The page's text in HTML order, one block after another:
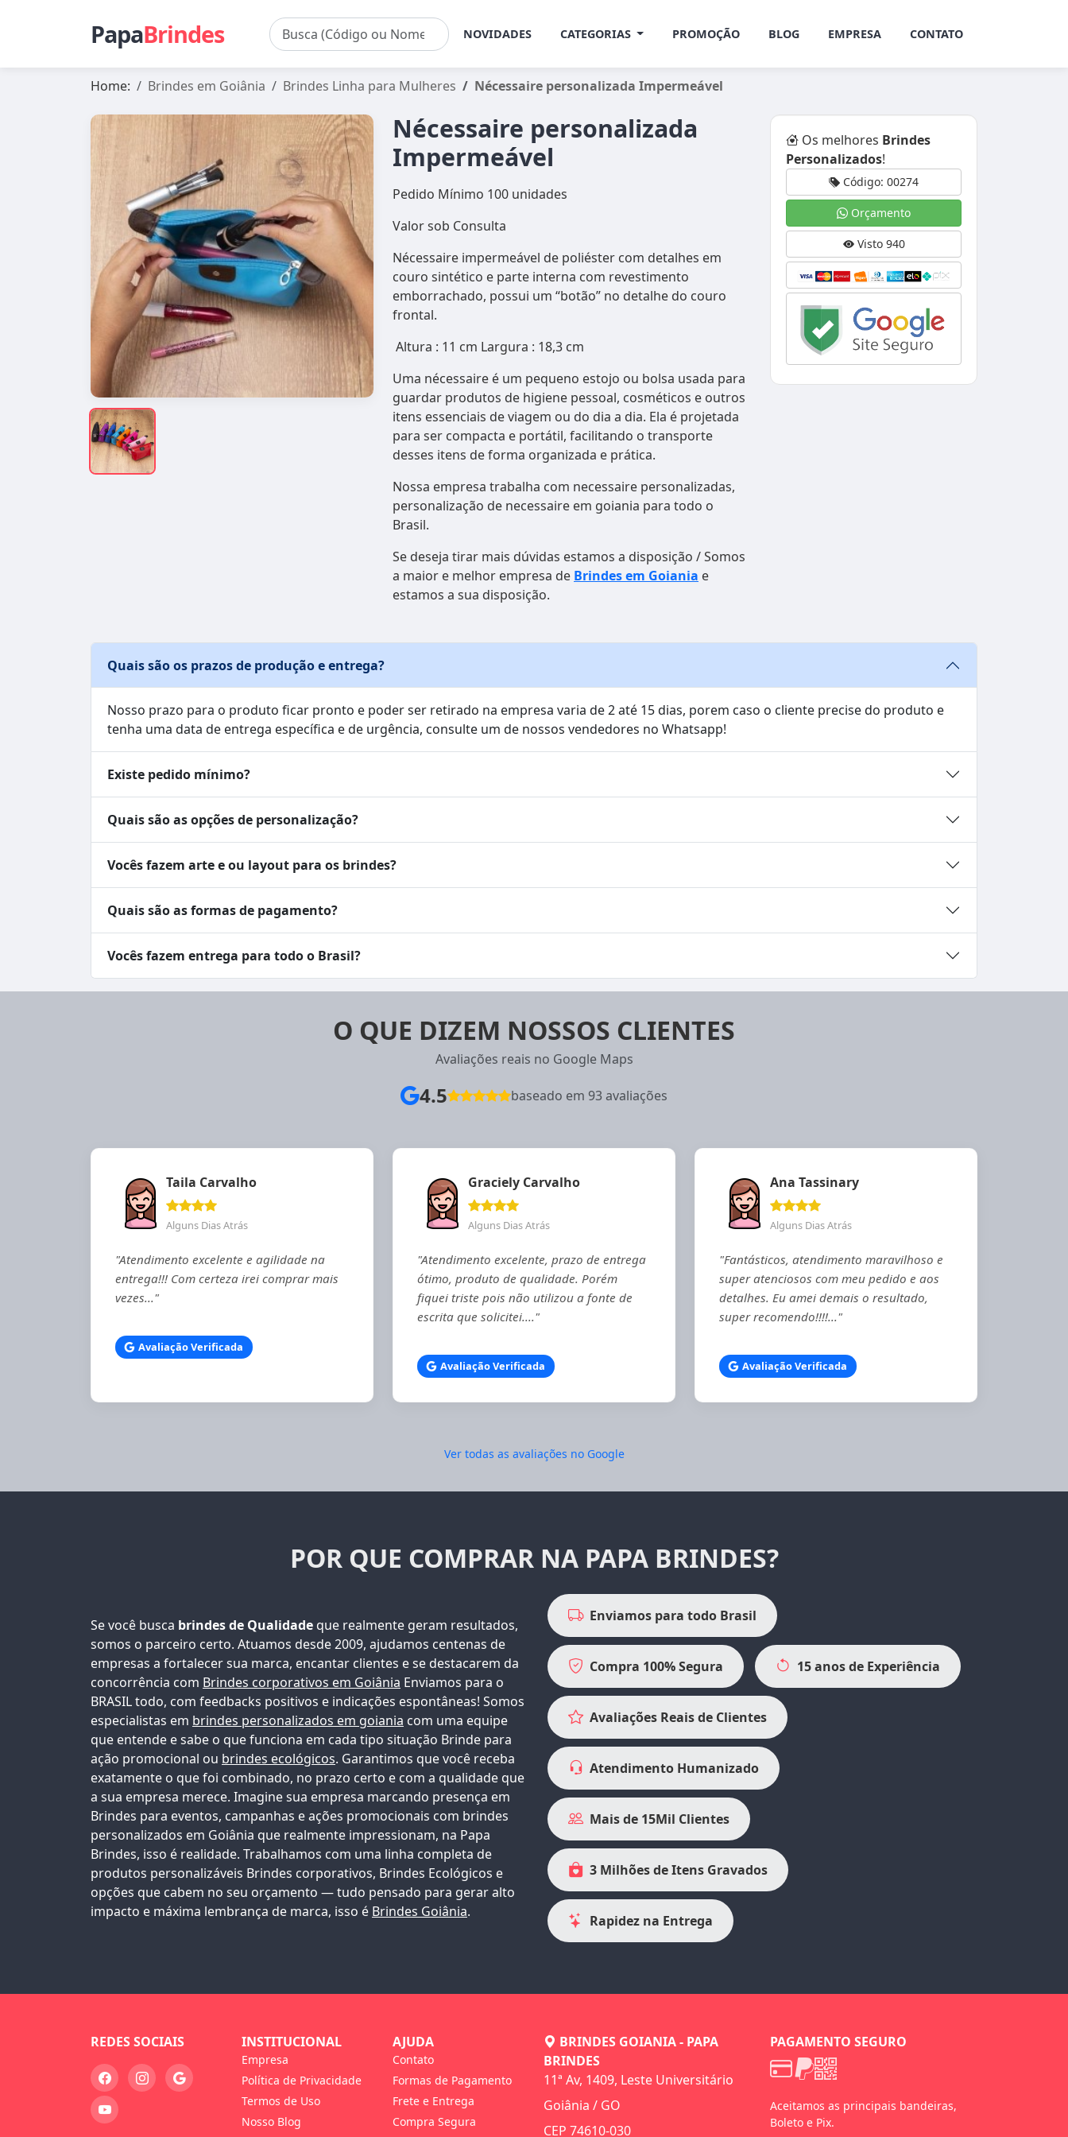
PapaBrindes NOVIDADES CATEGORIAS PROMOÇÃO BLOG EMPRESA CONTATO
Home: Brindes em Goiânia Brindes Linha para Mulheres Nécessaire personalizada Impermeável
Nécessaire personalizada
Impermeável
Pedido Mínimo 100 unidades
Valor sob Consulta
Nécessaire impermeável de poliéster com detalhes em
couro sintético e parte interna com revestimento
emborrachado, possui um “botão” no detalhe do couro
frontal.
Altura : 11 cm Largura : 18,3 cm
Uma nécessaire é um pequeno estojo ou bolsa usada para
guardar produtos de higiene pessoal, cosméticos e outros
itens essenciais de viagem ou do dia a dia. Ela é projetada
para ser compacta e portátil, facilitando o transporte
desses itens de forma organizada e prática.
Nossa empresa trabalha com necessaire personalizadas,
personalização de necessaire em goiania para todo o
Brasil.
Se deseja tirar mais dúvidas estamos a disposição / Somos
a maior e melhor empresa de Brindes em Goiania e
estamos a sua disposição.
Os melhores Brindes
Personalizados!
Código: 00274
Orçamento
Visto 940
Quais são os prazos de produção e entrega?
Nosso prazo para o produto ficar pronto e poder ser retirado na empresa varia de 2 até 15 dias, porem caso o cliente precise do produto e
tenha uma data de entrega específica e de urgência, consulte um de nossos vendedores no Whatsapp!
Existe pedido mínimo?
Quais são as opções de personalização?
Vocês fazem arte e ou layout para os brindes?
Quais são as formas de pagamento?
Vocês fazem entrega para todo o Brasil?
O QUE DIZEM NOSSOS CLIENTES
Avaliações reais no Google Maps
4.5 baseado em 93 avaliações
Taila Carvalho
Alguns Dias Atrás
"Atendimento excelente e agilidade na
entrega!!! Com certeza irei comprar mais
vezes..."
Avaliação Verificada
Graciely Carvalho
Alguns Dias Atrás
"Atendimento excelente, prazo de entrega
ótimo, produto de qualidade. Porém
fiquei triste pois não utilizou a fonte de
escrita que solicitei...."
Avaliação Verificada
Ana Tassinary
Alguns Dias Atrás
"Fantásticos, atendimento maravilhoso e
super atenciosos com meu pedido e aos
detalhes. Eu amei demais o resultado,
super recomendo!!!!..."
Avaliação Verificada
Ver todas as avaliações no Google
POR QUE COMPRAR NA PAPA BRINDES?
Se você busca brindes de Qualidade que realmente geram resultados,
somos o parceiro certo. Atuamos desde 2009, ajudamos centenas de
empresas a fortalecer sua marca, encantar clientes e se destacarem da
concorrência com Brindes corporativos em Goiânia Enviamos para o
BRASIL todo, com feedbacks positivos e indicações espontâneas! Somos
especialistas em brindes personalizados em goiania com uma equipe
que entende e sabe o que funciona em cada tipo situação Brinde para
ação promocional ou brindes ecológicos. Garantimos que você receba
exatamente o que foi combinado, no prazo certo e com a qualidade que
a sua empresa merece. Imagine sua empresa marcando presença em
Brindes para eventos, campanhas e ações promocionais com brindes
personalizados em Goiânia que realmente impressionam, na Papa
Brindes, isso é realidade. Trabalhamos com uma linha completa de
produtos personalizáveis Brindes corporativos, Brindes Ecológicos e
opções que cabem no seu orçamento — tudo pensado para gerar alto
impacto e máxima lembrança de marca, isso é Brindes Goiânia.
Enviamos para todo Brasil
Compra 100% Segura 15 anos de Experiência
Avaliações Reais de Clientes
Atendimento Humanizado
Mais de 15Mil Clientes
3 Milhões de Itens Gravados
Rapidez na Entrega
REDES SOCIAIS INSTITUCIONAL
Empresa
Política de Privacidade
Termos de Uso
Nosso Blog
AJUDA
Contato
Formas de Pagamento
Frete e Entrega
Compra Segura
BRINDES GOIANIA - PAPA
BRINDES
11ª Av, 1409, Leste Universitário
Goiânia / GO
CEP 74610-030
PAGAMENTO SEGURO
Aceitamos as principais bandeiras,
Boleto e Pix.